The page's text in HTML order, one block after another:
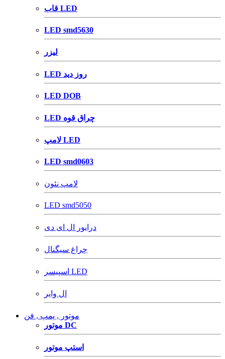
قاب LED
LED smd5630
لیزر
LED روز دید
LED DOB
LED چراق قوه
لامپ LED
LED smd0603
لامپ نئون
LED smd5050
درایور ال ای دی
چراغ سیگنال
اسپیسر LED
ال وایر
موتور , پمپ , فن
موتور DC
استپ موتور